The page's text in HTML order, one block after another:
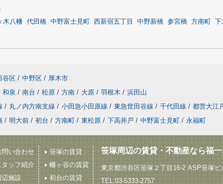
木八幡 代田橋 中野富士見町 西新宿五丁目 中野新橋 参宮橋 方南町 下
谷区 / 中野区 / 厚木市
和泉 / 南台 / 松原 / 方南 / 大原 / 羽根木 / 浜田山
/ 丸ノ内方南支線 / 小田急小田原線 / 東急世田谷線 / 千代田線 / 都営大江
/ 明大前 / 初台 / 方南町 / 東松原 / 下高井戸 / 中野富士見町 / 永福町
問い合わせ
タッフ紹介
辺施設
笹塚の賃貸
幡ヶ谷の賃貸
初台の賃貸
笹塚周辺の賃貸・不動産なら福
東京都渋谷区笹塚２丁目16-2 ASP笹塚ビ
TEL:03-5333-2757